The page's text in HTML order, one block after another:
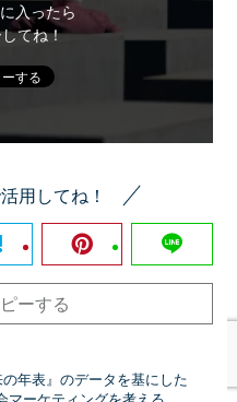
入ったら
てね！
用してね！
ーする
年表』のデータを基にした